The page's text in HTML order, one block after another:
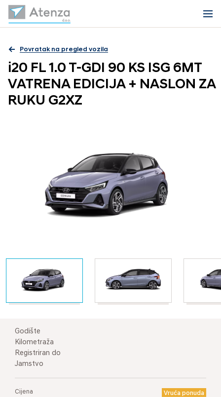
Povratak na pregled vozila
i20 FL 1.0 T-GDI 90 KS ISG 6MT
VATRENA EDICIJA + NASLON ZA
RUKU G2XZ
Godište
Kilometraža
Registriran do
Jamstvo
Cijena Vruća ponuda